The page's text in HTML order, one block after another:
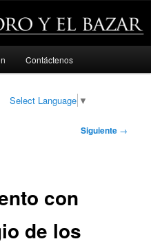
Contáctenos
Select Language ▼
Siguiente →
con
de los